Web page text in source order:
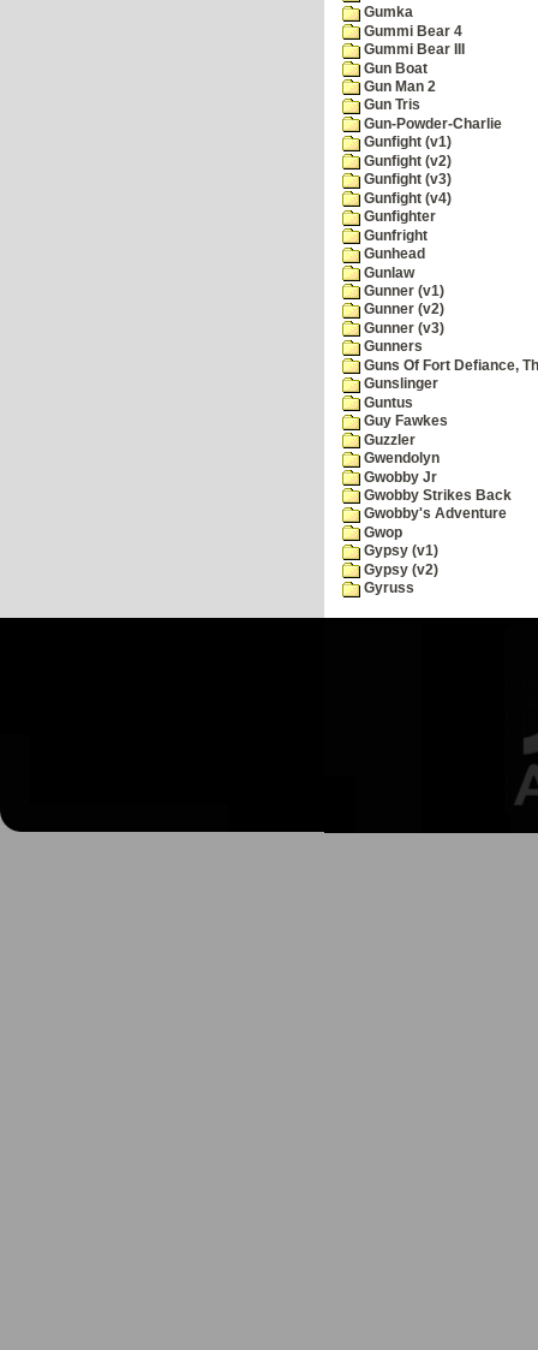
Gumka
Gummi Bear 4
Gummi Bear III
Gun Boat
Gun Man 2
Gun Tris
Gun-Powder-Charlie
Gunfight (v1)
Gunfight (v2)
Gunfight (v3)
Gunfight (v4)
Gunfighter
Gunfright
Gunhead
Gunlaw
Gunner (v1)
Gunner (v2)
Gunner (v3)
Gunners
Guns Of Fort Defiance,
Gunslinger
Guntus
Guy Fawkes
Guzzler
Gwendolyn
Gwobby Jr
Gwobby Strikes Back
Gwobby's Adventure
Gwop
Gypsy (v1)
Gypsy (v2)
Gyruss